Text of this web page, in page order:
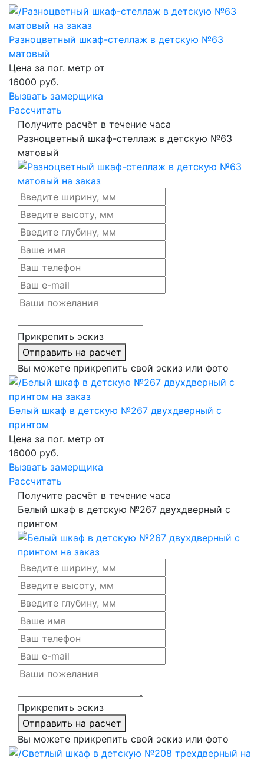
Разноцветный шкаф-стеллаж в детскую №63
матовый
Цена за пог. метр от
16000 руб.
Вызвать замерщика
Рассчитать
Получите расчёт в течение часа
Разноцветный шкаф-стеллаж в детскую №63
матовый
Прикрепить эскиз
Отправить на расчет
Вы можете прикрепить свой эскиз или фото
Белый шкаф в детскую №267 двухдверный с
принтом
Цена за пог. метр от
16000 руб.
Вызвать замерщика
Рассчитать
Получите расчёт в течение часа
Белый шкаф в детскую №267 двухдверный с
принтом
Прикрепить эскиз
Отправить на расчет
Вы можете прикрепить свой эскиз или фото